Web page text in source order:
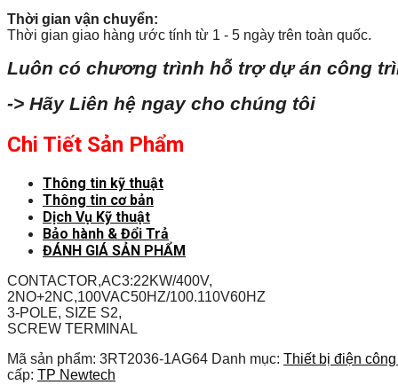
Thời gian vận chuyển:
Thời gian giao hàng ước tính từ 1 - 5 ngày trên toàn quốc.
Luôn có chương trình hỗ trợ dự án công
-> Hãy Liên hệ ngay cho chúng tôi
Chi Tiết Sản Phẩm
Thông tin kỹ thuật
Thông tin cơ bản
Dịch Vụ Kỹ thuật
Bảo hành & Đổi Trả
ĐÁNH GIÁ SẢN PHẨM
CONTACTOR,AC3:22KW/400V,
2NO+2NC,100VAC50HZ/100.110V60HZ
3-POLE, SIZE S2,
SCREW TERMINAL
Mã sản phẩm: 3RT2036-1AG64 Danh mục: Thiết bị điện
cấp: TP Newtech